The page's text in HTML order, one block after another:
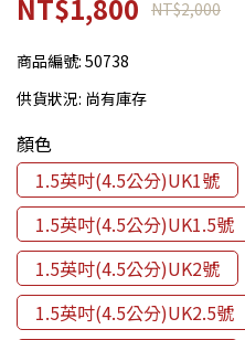
NT$1,800 NT$2,000
商品編號: 50738
供貨狀況: 尚有庫存
顏色
1.5英吋(4.5公分)UK1號
1.5英吋(4.5公分)UK1.5號
1.5英吋(4.5公分)UK2號
1.5英吋(4.5公分)UK2.5號